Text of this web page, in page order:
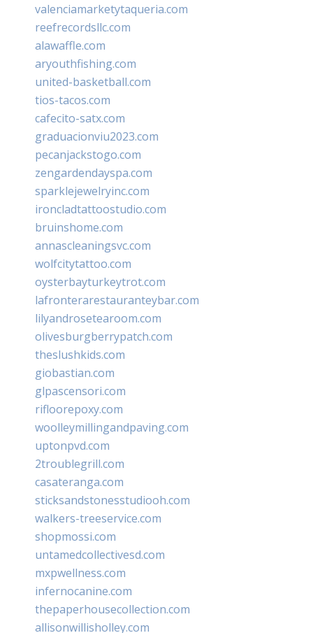
valenciamarketytaqueria.com
reefrecordsllc.com
alawaffle.com
aryouthfishing.com
united-basketball.com
tios-tacos.com
cafecito-satx.com
graduacionviu2023.com
pecanjackstogo.com
zengardendayspa.com
sparklejewelryinc.com
ironcladtattoostudio.com
bruinshome.com
annascleaningsvc.com
wolfcitytattoo.com
oysterbayturkeytrot.com
lafronterarestauranteybar.com
lilyandrosetearoom.com
olivesburgberrypatch.com
theslushkids.com
giobastian.com
glpascensori.com
rifloorepoxy.com
woolleymillingandpaving.com
uptonpvd.com
2troublegrill.com
casateranga.com
sticksandstonesstudiooh.com
walkers-treeservice.com
shopmossi.com
untamedcollectivesd.com
mxpwellness.com
infernocanine.com
thepaperhousecollection.com
allisonwillisholley.com